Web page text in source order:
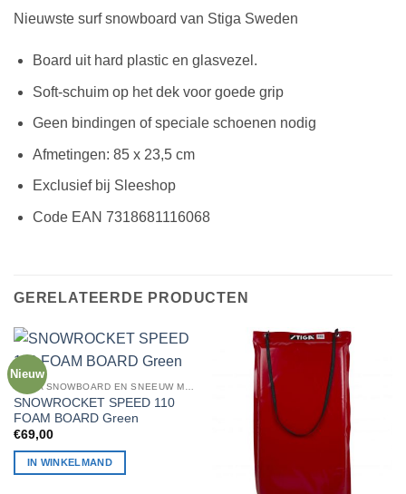
Nieuwste surf snowboard van Stiga Sweden
Board uit hard plastic en glasvezel.
Soft-schuim op het dek voor goede grip
Geen bindingen of speciale schoenen nodig
Afmetingen: 85 x 23,5 cm
Exclusief bij Sleeshop
Code EAN 7318681116068
GERELATEERDE PRODUCTEN
Nieuw
STIGA SNOWBOARD EN SNEEUW MATRAS
SNOWROCKET SPEED 110
FOAM BOARD Green
€69,00
IN WINKELMAND